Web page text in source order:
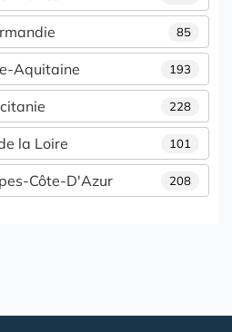
85
193
Aquitaine
228
101
la Loire
208
Côte-D'Azur